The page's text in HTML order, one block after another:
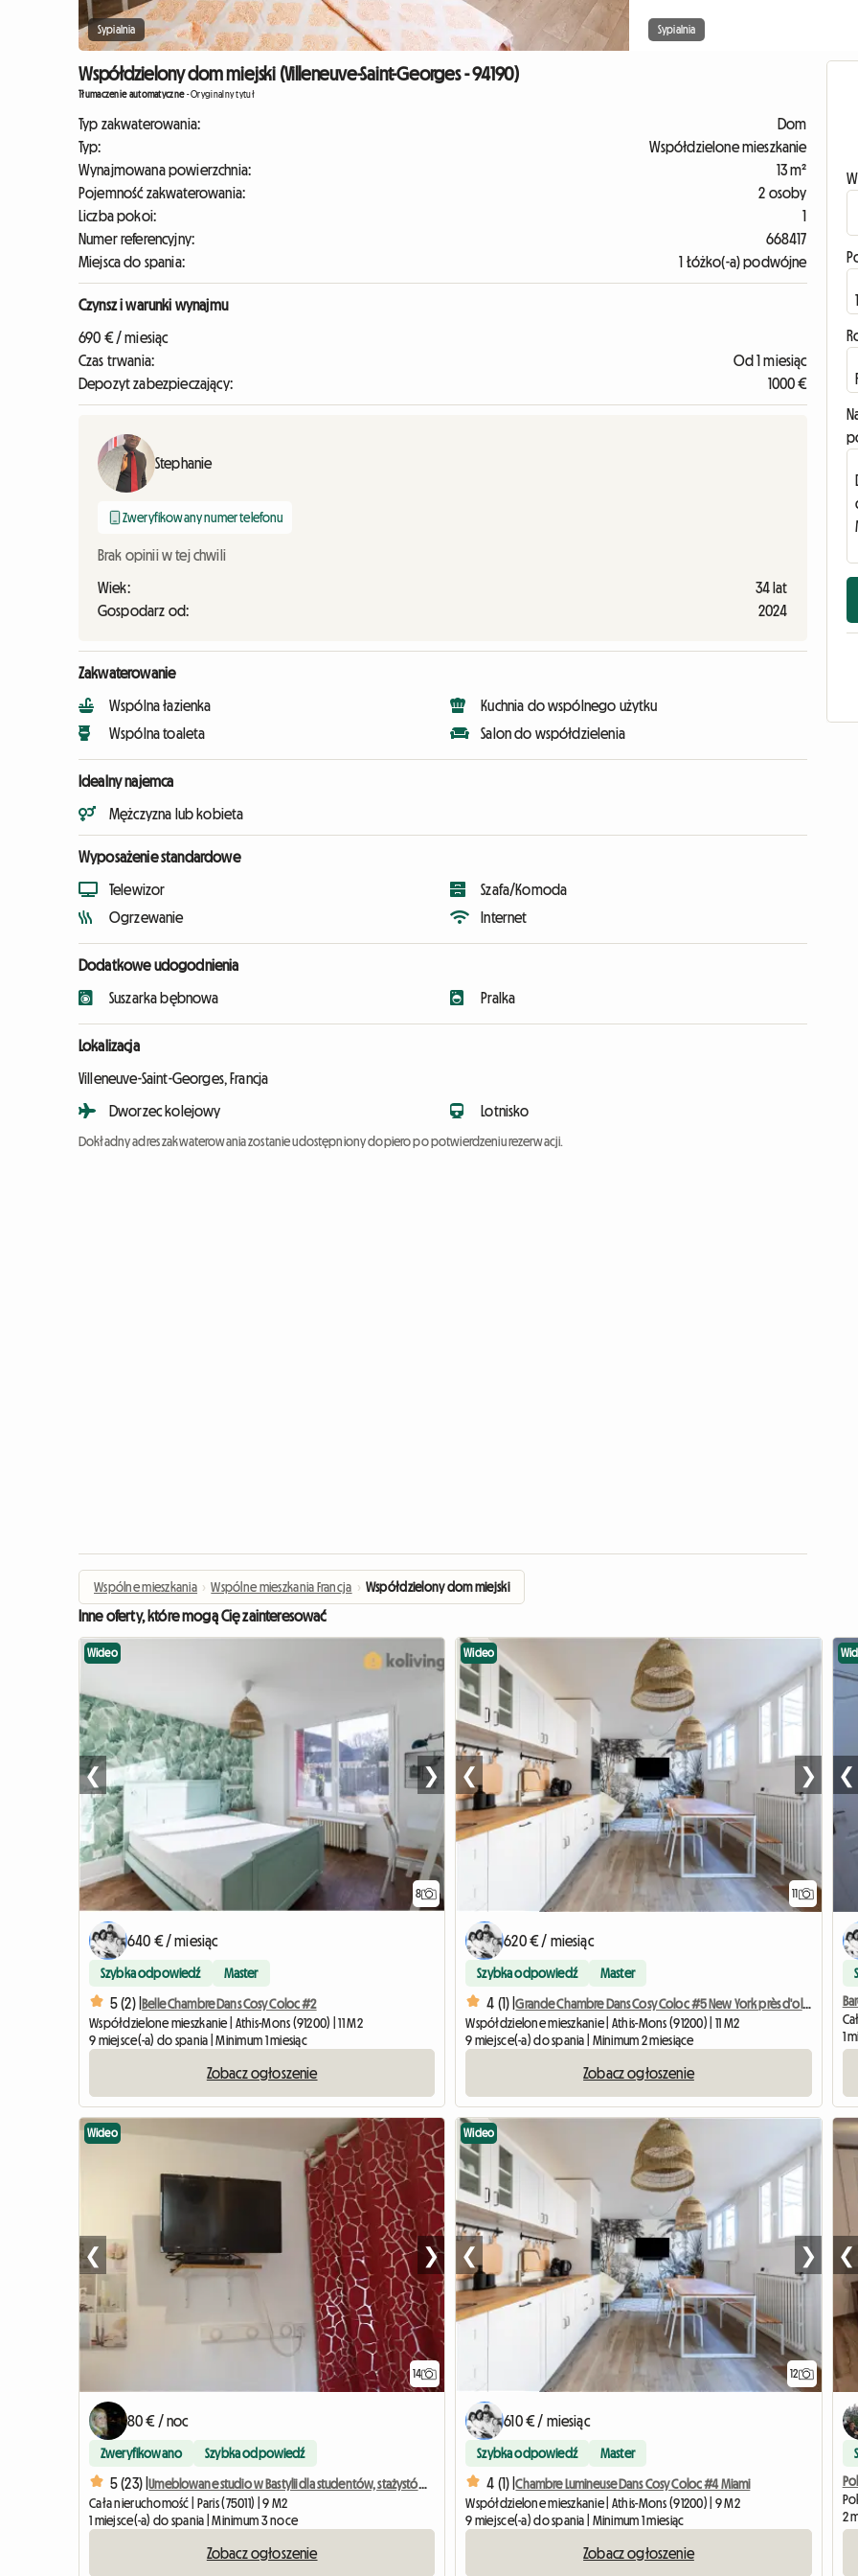
Sypialnia Sypialnia
Współdzielony dom miejski (Villeneuve-Saint-Georges - 94190)
Tłumaczenie automatyczne-Oryginalny tytuł
Typ zakwaterowania:
Dom
Typ:
Współdzielone mieszkanie
Wynajmowana powierzchnia:
13 m²
Pojemność zakwaterowania:
2 osoby
Liczba pokoi:
1
Numer referencyjny:
668417
Miejsca do spania:
1 Łóżko(-a) podwójne
Czynsz i warunki wynajmu
690 € / miesiąc
Czas trwania:
Od 1 miesiąc
Depozyt zabezpieczający:
1000 €
Stephanie
Zweryfikowany numer telefonu
Brak opinii w tej chwili
Wiek:
34 lat
Gospodarz od:
2024
Zakwaterowanie
Wspólna łazienka
Wspólna toaleta
Kuchnia do wspólnego użytku
Salon do współdzielenia
Idealny najemca
Mężczyzna lub kobieta
Wyposażenie standardowe
Telewizor
Ogrzewanie
Szafa/Komoda
Internet
Dodatkowe udogodnienia
Suszarka bębnowa Pralka
Lokalizacja
Villeneuve-Saint-Georges, Francja
Dworzec kolejowy Lotnisko
Dokładny adres zakwaterowania zostanie udostępniony dopiero po potwierdzeniu rezerwacji.
Wspólne mieszkania › Wspólne mieszkania Francja › Współdzielony dom miejski
Inne oferty, które mogą Cię zainteresować
8
Wideo
❮ ❯
640 € / miesiąc
Szybka odpowiedź Master
5 (2) |Belle Chambre Dans Cosy Coloc #2
Współdzielone mieszkanie | Athis-Mons (91200) | 11 M2
9 miejsce(-a) do spania | Minimum 1 miesiąc
Zobacz ogłoszenie
11
Wideo
❮ ❯
620 € / miesiąc
Szybka odpowiedź Master
4 (1) |
Grande Chambre Dans Cosy Coloc #5 New York près d'olry
Współdzielone mieszkanie | Athis-Mons (91200) | 11 M2
9 miejsce(-a) do spania | Minimum 2 miesiące
Zobacz ogłoszenie
❮
1
14
Wideo
❮ ❯
80 € / noc
Zweryfikowano Szybka odpowiedź
5 (23) |
Umeblowane studio w Bastylii dla studentów, stażystów i podróżujących służbowo.
Cała nieruchomość | Paris (75011) | 9 M2
1 miejsce(-a) do spania | Minimum 3 noce
Zobacz ogłoszenie
12
Wideo
❮ ❯
610 € / miesiąc
Szybka odpowiedź Master
4 (1) |Chambre Lumineuse Dans Cosy Coloc #4 Miami
Współdzielone mieszkanie | Athis-Mons (91200) | 9 M2
9 miejsce(-a) do spania | Minimum 1 miesiąc
Zobacz ogłoszenie
❮
2